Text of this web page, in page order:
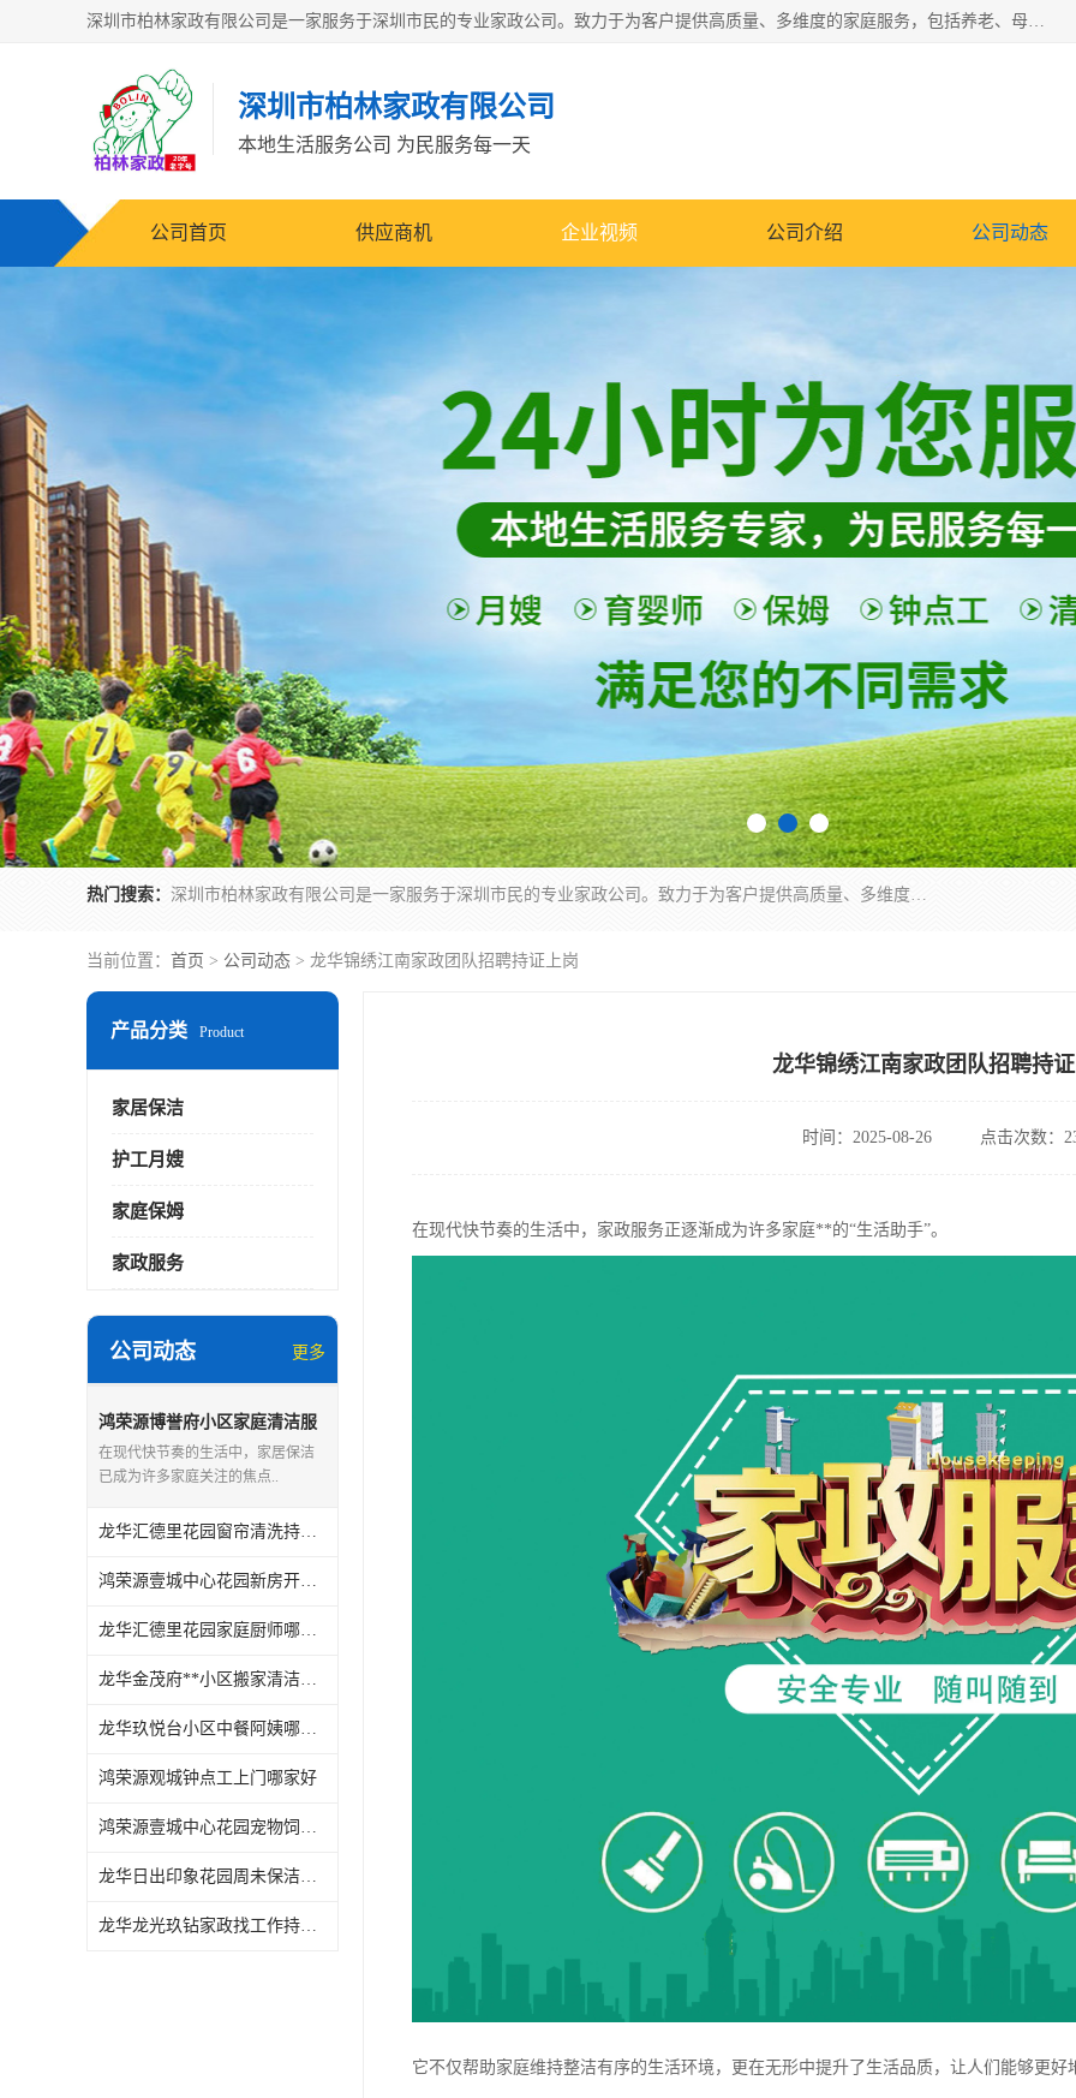
深圳市柏林家政有限公司是一家服务于深圳市民的专业家政公司。致力于为客户提供高质量、多维度的家庭服务，包括养老、母婴、月嫂育婴早教、康复理疗、家电清洗和保洁等方面的专业服务。
深圳市柏林家政有限公司
本地生活服务公司 为民服务每一天
公司首页 供应商机 企业视频 公司介绍 公司动态
热门搜索： 深圳市柏林家政有限公司是一家服务于深圳市民的专业家政公司。致力于为客户提供高质量、多维度的家庭服务，包括养老、母婴、月嫂育婴早教、康复理疗、家电清洗和保洁等方面的专业服务。
当前位置： 首页 > 公司动态 > 龙华锦绣江南家政团队招聘持证上岗
产品分类 Product
家居保洁
护工月嫂
家庭保姆
家政服务
公司动态 更多
鸿荣源博誉府小区家庭清洁服
务怎么样
在现代快节奏的生活中，家居保洁
已成为许多家庭关注的焦点..
龙华汇德里花园窗帘清洗持证上岗
鸿荣源壹城中心花园新房开荒保洁怎么样
龙华汇德里花园家庭厨师哪家好
龙华金茂府**小区搬家清洁怎么样
龙华玖悦台小区中餐阿姨哪家好
鸿荣源观城钟点工上门哪家好
鸿荣源壹城中心花园宠物饲养上门服务哪家好
龙华日出印象花园周未保洁持证上岗
龙华龙光玖钻家政找工作持证上岗
龙华锦绣江南家政团队招聘持
时间：2025-08-26 点击次数：
在现代快节奏的生活中，家政服务正逐渐成为许多家庭**的“生活助手”。
它不仅帮助家庭维持整洁有序的生活环境，更在无形中提升了生活品质，让人们能够更好